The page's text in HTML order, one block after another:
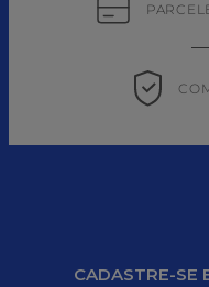
CADASTRE-SE